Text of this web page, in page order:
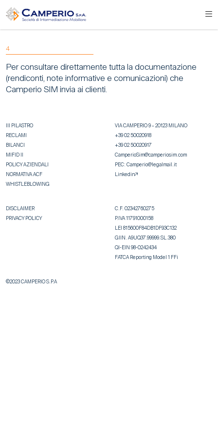
4
Per consultare direttamente tutta la documentazione
(rendiconti, note informative e comunicazioni) che
Camperio SIM invia ai clienti.
III PILASTRO
RECLAMI
BILANCI
MIFID II
POLICY AZIENDALI
NORMATIVA ACF
WHISTLEBLOWING
VIA CAMPERIO 9 – 20123 MILANO
+39 02 50020918
+39 02 50020917
CamperioSim@camperiosim.com
PEC: Camperio@legalmail.it
Linkedin
DISCLAIMER
PRIVACY POLICY
C.F. 02342760275
P.IVA 11791000158
LEI 815600F84DB1DF93C132
GIIN. A9UQ37.99999.SL.380
QI-EIN 98-0242434
FATCA Reporting Model 1 FFi
©2023 CAMPERIO S.P.A